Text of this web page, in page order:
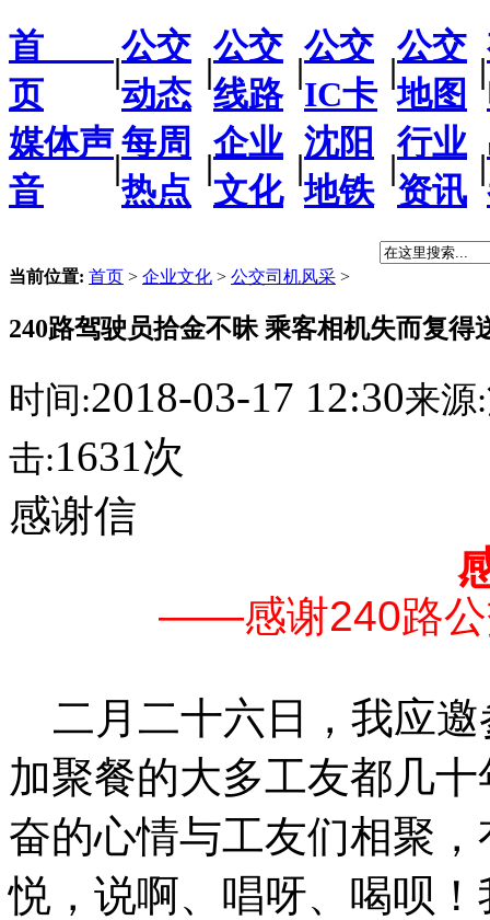
首
页
|
公交
动态
|
公交
线路
|
公交
IC卡
|
公交
地图
|
媒体声
音
|
每周
热点
|
企业
文化
|
沈阳
地铁
|
行业
资讯
|
当前位置: 首页 > 企业文化 > 公交司机风采 >
240路驾驶员拾金不昧 乘客相机失而复得
时间:2018-03-17 12:30来源:
击:1631次
感谢信
——感谢240路公
二月二十六日，我应邀
加聚餐的大多工友都几
奋的心情与工友们相聚
悦，说啊、唱呀、喝呗